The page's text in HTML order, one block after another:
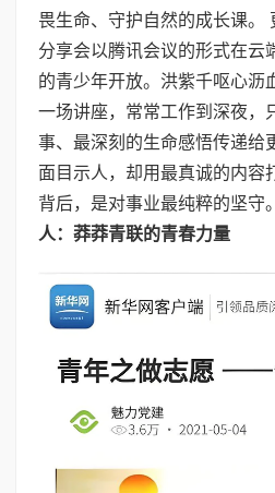
畏生命、守护自然的成长课。
分享会以腾讯会议的形式在云
的青少年开放。洪紫千呕心沥
一场讲座，常常工作到深夜，
事、最深刻的生命感悟传递给
面目示人，却用最真诚的内
背后，是对事业最纯粹的坚守
人：莽莽青联的青春力量